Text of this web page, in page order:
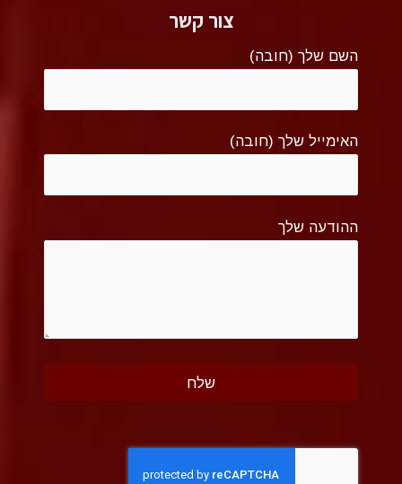
צור קשר
השם שלך (חובה)
האימייל שלך (חובה)
ההודעה שלך